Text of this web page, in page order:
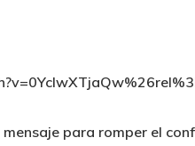
mensaje para romper el